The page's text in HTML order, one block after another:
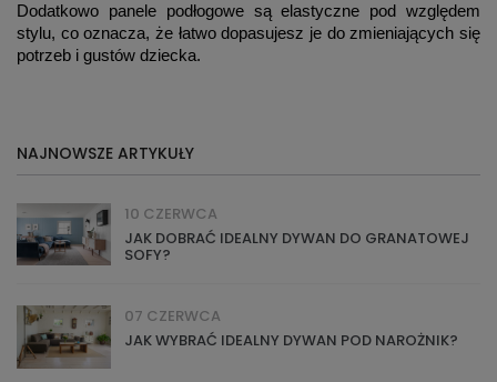
Dodatkowo panele podłogowe są elastyczne pod względem
stylu, co oznacza, że łatwo dopasujesz je do zmieniających się
potrzeb i gustów dziecka.
NAJNOWSZE ARTYKUŁY
10 CZERWCA
JAK DOBRAĆ IDEALNY DYWAN DO GRANATOWEJ
SOFY?
07 CZERWCA
JAK WYBRAĆ IDEALNY DYWAN POD NAROŻNIK?